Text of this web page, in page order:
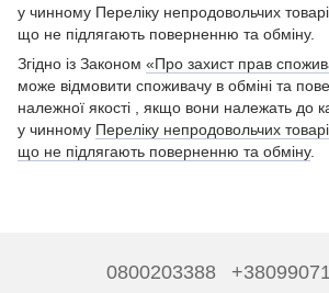
у чинному Переліку непродовольчих
що не підлягають поверненню та обміну.
Згідно із Законом «Про захист прав
може відмовити споживачу в обміні та
належної якості , якщо вони належать до
у чинному Переліку непродовольчих
що не підлягають поверненню та обміну.
0800203388